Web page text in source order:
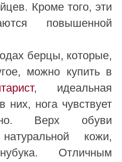
Кроме того, эти
повышенной
берцы, которые,
можно купить в
, идеальная
них, нога чувствует
Верх обуви
кожи,
Отличным